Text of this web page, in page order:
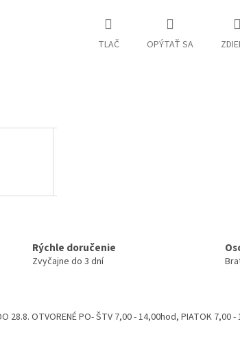
TLAČ OPÝTAŤ SA
Rýchle doručenie
Zvyčajne do 3 dní
28.8. OTVORENÉ PO- ŠTV 7,00 - 14,00hod, PIATOK